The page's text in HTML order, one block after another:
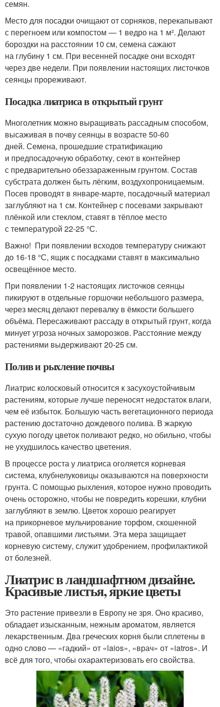
семян.
Место для посадки очищают от сорняков, перекапывают
с перегноем или компостом — 1 ведро на 1 м². Делают
бороздки на расстоянии 10 см, семена сажают
на глубину 1 см. При весенней посадке они всходят
через две недели. При появлении настоящих листочков
сеянцы прореживают.
Посадка лиатриса в открытый грунт
Многолетник можно выращивать рассадным способом,
высаживая в почву сеянцы в возрасте 50-60
дней. Семена, прошедшие стратификацию
и предпосадочную обработку, сеют в контейнер
с предварительно обеззараженным грунтом. Состав
субстрата должен быть лёгким, воздухопроницаемым.
Посев проводят в январе-марте, посадочный материал
заглубляют на 1 см. Контейнер с посевами закрывают
плёнкой или стеклом, ставят в тёплое место
с температурой 22-25 °С.
Важно! При появлении всходов температуру снижают
до 16-18 °С, ящик с посадками ставят в максимально
освещённое место.
При появлении 1-2 настоящих листочков сеянцы
пикируют в отдельные горшочки небольшого размера,
через месяц делают перевалку в ёмкости большего
объёма. Пересаживают рассаду в открытый грунт, когда
минует угроза ночных заморозков. Расстояние между
растениями выдерживают 20-25 см.
Полив и рыхление почвы
Лиатрис колосковый относится к засухоустойчивым
растениям, которые лучше переносят недостаток влаги,
чем её избыток. Большую часть вегетационного периода
растению достаточно дождевого полива. В жаркую
сухую погоду цветок поливают редко, но обильно, чтобы
не ухудшилось качество цветения.
В процессе роста у лиатриса оголяется корневая
система, клубнелуковицы оказываются на поверхности
грунта. С помощью рыхления, которое нужно проводить
очень осторожно, чтобы не повредить корешки, клубни
заглубляют в землю. Цветок хорошо реагирует
на прикорневое мульчирование торфом, скошенной
травой, опавшими листьями. Эта мера защищает
корневую систему, служит удобрением, профилактикой
от болезней.
Лиатрис в ландшафтном дизайне.
Красивые листья, яркие цветы
Это растение привезли в Европу не зря. Оно красиво,
обладает изысканным, нежным ароматом, является
лекарственным. Два греческих корня были сплетены в
одно слово — «гадкий» от «laios», «врач» от «iatros». И
всё для того, чтобы охарактеризовать его свойства.